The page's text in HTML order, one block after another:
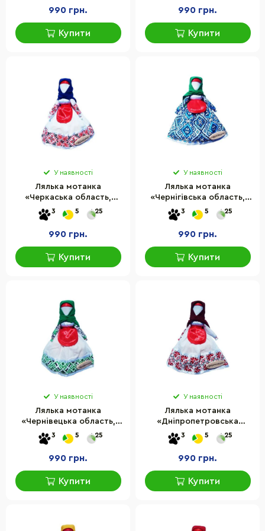
990 грн.
Купити
990 грн.
Купити
У наявності
Лялька мотанка
«Черкаська область,
Черкаська область» HEGA
230-24HG
3 5 25
990 грн.
Купити
У наявності
Лялька мотанка
«Чернігівська область,
Чернігівщина» HEGA 230-
23HG
3 5 25
990 грн.
Купити
У наявності
Лялька мотанка
«Чернівецька область,
Чернівецьк» HEGA 230-
25HG
3 5 25
990 грн.
Купити
У наявності
Лялька мотанка
«Дніпропетровська
область,
Дніпропетровщина» Hega
230-3HG
3 5 25
990 грн.
Купити